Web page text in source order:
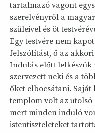
tartalmazó vagont
szerelvényről a
szüleivel és öt
Egy testvére nem
felszólítást, ő az
Indulás előtt lelkészük
szervezett neki és a
őket elbocsátani. Saját
templom volt az utolsó
mert minden induló
istentiszteleteket